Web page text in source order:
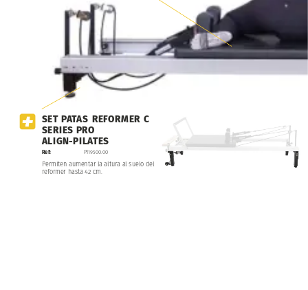
Ref: PI19500.00
Permiten aumentar la altura al suelo del
reformer hasta 42 cm.
SET PATAS REFORMER C
SERIES PRO
ALIGN-PILATES